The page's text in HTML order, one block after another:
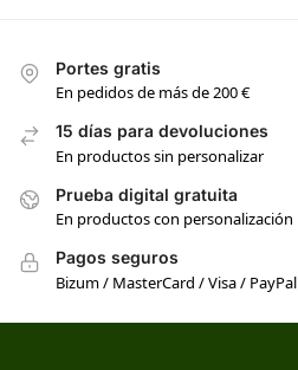
Portes gratis
En pedidos de más de 200 €
15 días para devoluciones
En productos sin personalizar
Prueba digital gratuita
En productos con personalización
Pagos seguros
Bizum / MasterCard / Visa / PayPal